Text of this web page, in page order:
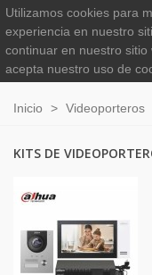
Inicio > Videoporteros
KITS DE
Utilizamos cookies para
experiencia en nuestro
continuar en nuestro sitio
acepta nuestro uso de